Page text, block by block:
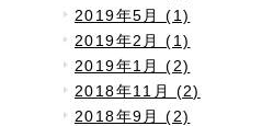
2019年5月 (1)
2019年2月 (1)
2019年1月 (2)
2018年11月 (2)
2018年9月 (2)